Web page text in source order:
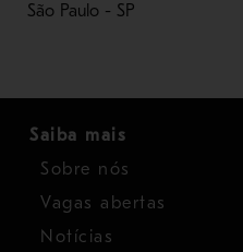
São Paulo - SP
Saiba mais
Sobre nós
Vagas abertas
Notícias